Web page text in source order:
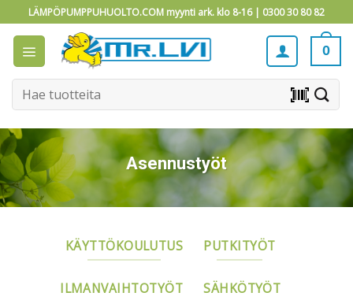
to
content
LÄMPÖPUMPPUHUOLTO.COM myynti ark. klo 8-16 | 0300 30 80 82
0
Etsi: barcode_scanner
Asennustyöt
KÄYTTÖKOULUTUS PUTKITYÖT
ILMANVAIHTOTYÖT SÄHKÖTYÖT